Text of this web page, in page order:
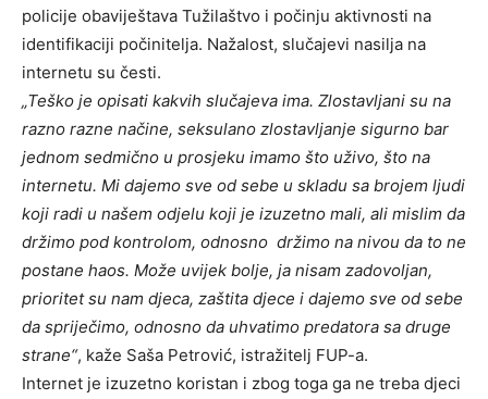
policije obaviještava Tužilaštvo i počinju aktivnosti na
identifikaciji počinitelja. Nažalost, slučajevi nasilja na
internetu su česti.
„Teško je opisati kakvih slučajeva ima. Zlostavljani su na
razno razne načine, seksulano zlostavljanje sigurno bar
jednom sedmično u prosjeku imamo što uživo, što na
internetu. Mi dajemo sve od sebe u skladu sa brojem ljudi
koji radi u našem odjelu koji je izuzetno mali, ali mislim da
držimo pod kontrolom, odnosno držimo na nivou da to ne
postane haos. Može uvijek bolje, ja nisam zadovoljan,
prioritet su nam djeca, zaštita djece i dajemo sve od sebe
da spriječimo, odnosno da uhvatimo predatora sa druge
strane“, kaže Saša Petrović, istražitelj FUP-a.
Internet je izuzetno koristan i zbog toga ga ne treba djeci